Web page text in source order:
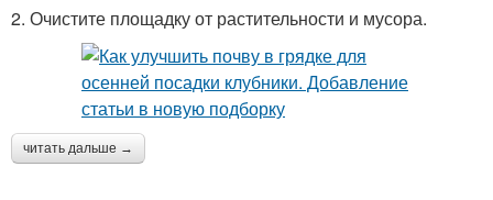
2. Очистите площадку от растительности и мусора.
читать дальше →